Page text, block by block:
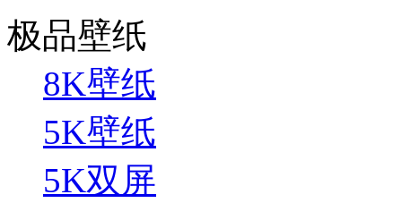
极品壁纸
8K壁纸
5K壁纸
5K双屏